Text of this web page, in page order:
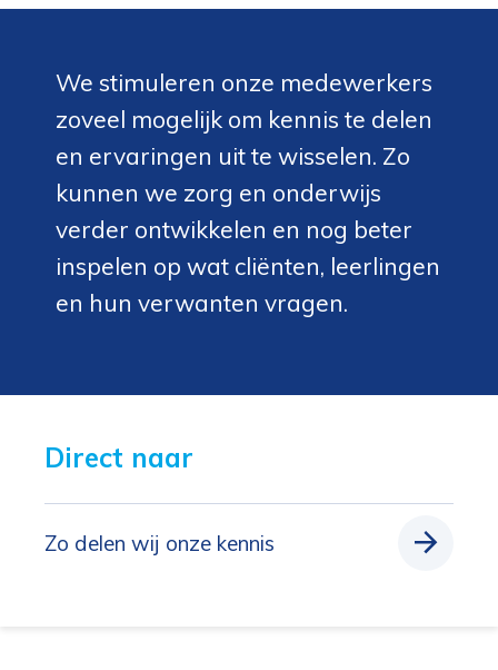
We stimuleren onze medewerkers
zoveel mogelijk om kennis te delen
en ervaringen uit te wisselen. Zo
kunnen we zorg en onderwijs
verder ontwikkelen en nog beter
inspelen op wat cliënten, leerlingen
en hun verwanten vragen.
Direct naar
Zo delen wij onze kennis